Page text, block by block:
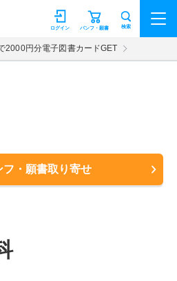
パンフ・願書
ログイン 検索
2000円分電子図書カードGET
フ・願書取り寄せ